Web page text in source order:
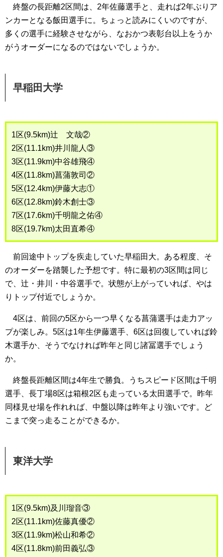
終盤の長距離2区間は、2年佐藤選手と、走れば2年ぶりア
ンカーとなる飯田選手に。ちょっと読みにくいのですが、
多くの選手に経験させながら、なおかつ表彰台以上をうか
がうオーダーになるのではないでしょうか。
早稲田大学
1区(9.5km)辻 文哉②
2区(11.1km)井川龍人③
3区(11.9km)中谷雄飛④
4区(11.8km)菖蒲敦司②
5区(12.4km)伊藤大志①
6区(12.8km)鈴木創士③
7区(17.6km)千明龍之佑④
8区(19.7km)太田直希④
前回途中トップを疾走していた早稲田大。ある程度、そ
のオーダーを踏襲した予想です。特に最初の3区間は同じ
で、辻・井川・中谷選手で。状態が上がっていれば、やは
りトップ付近でしょうか。
4区は、前回の5区から一つ早くなる菖蒲選手は走力アッ
プが楽しみ。5区は1年生伊藤選手、6区は回復していれば鈴
木選手か、そうでなければ昨年と同じ諸冨選手でしょう
か。
終盤長距離区間は4年生で勝負。うちスピード区間は千明
選手、長丁場8区は箱根2区も走っている太田選手で。昨年
同様見せ場を作れれば、中盤以降は昨年より強いです。ど
こまで突っ走ることができるか。
東洋大学
1区(9.5km)及川瑠音③
2区(11.1km)佐藤真優②
3区(11.9km)松山和希②
4区(11.8km)前田義弘③